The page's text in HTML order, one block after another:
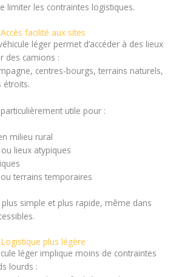
limiter les contraintes logistiques.
Accès facilité aux sites
léger permet d’accéder à des lieux
des camions :
centres-bourgs, terrains naturels,
étroits.
utile pour :
milieu rural
lieux atypiques
terrains temporaires
plus simple et plus rapide, même dans
Logistique plus légère
léger implique moins de contraintes
lourds :